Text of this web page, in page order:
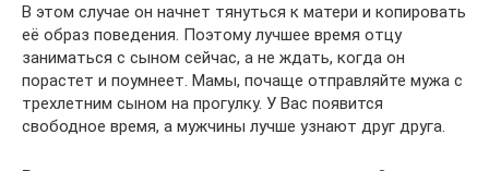
В этом случае он начнет тянуться к матери и копировать
её образ поведения. Поэтому лучшее время отцу
заниматься с сыном сейчас, а не ждать, когда он
порастет и поумнеет. Мамы, почаще отправляйте мужа с
трехлетним сыном на прогулку. У Вас появится
свободное время, а мужчины лучше узнают друг друга.